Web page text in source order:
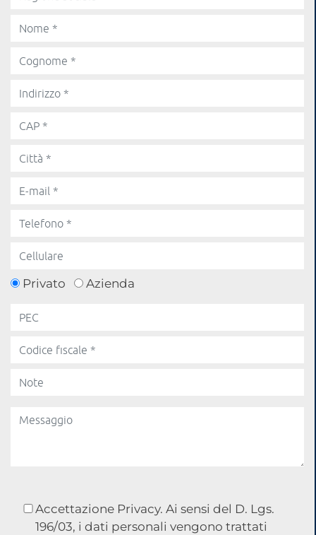
Privato Azienda
Accettazione Privacy. Ai sensi del D. Lgs.
196/03, i dati personali vengono trattati